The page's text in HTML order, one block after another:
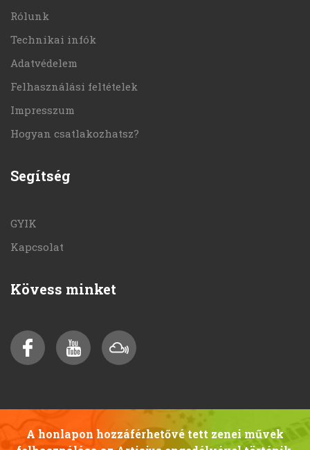
Rólunk
Technikai infók
Adatvédelem
Felhasználási feltételek
Impresszum
Hogyan csatlakozhatsz?
Segítség
GYIK
Kapcsolat
Kövess minket
A honlapon hozzáférhetővé tett zenei művek